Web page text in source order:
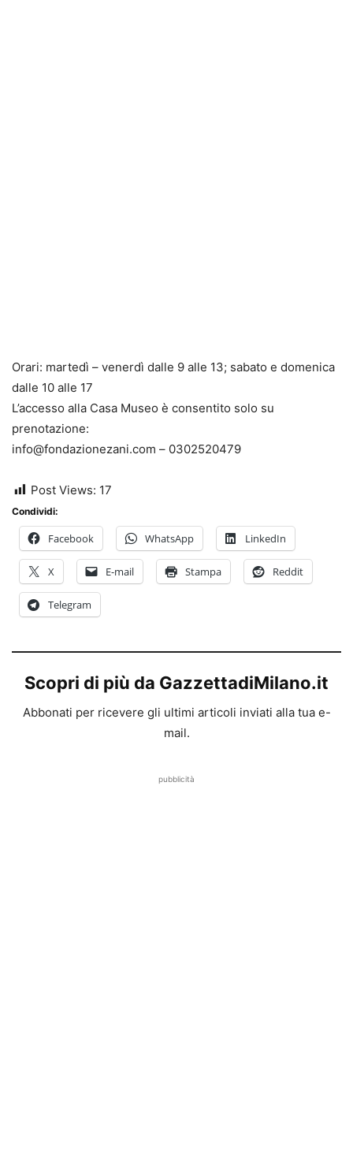
Orari: martedì – venerdì dalle 9 alle 13; sabato e domenica
dalle 10 alle 17
L’accesso alla Casa Museo è consentito solo su
prenotazione:
info@fondazionezani.com – 0302520479
Post Views: 17
Condividi:
Facebook WhatsApp LinkedIn
X E-mail Stampa Reddit
Telegram
Scopri di più da GazzettadiMilano.it
Abbonati per ricevere gli ultimi articoli inviati alla tua e-
mail.
pubblicità